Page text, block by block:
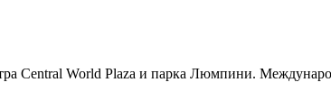
Central World Plaza и парка Люмпини.